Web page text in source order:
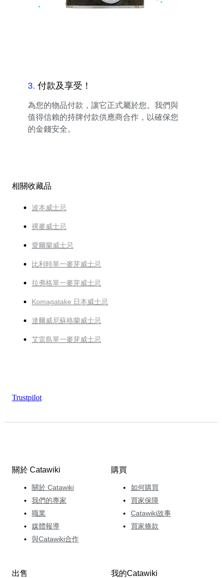
3. 付款及享受！
為您的物品付款，讓它正式屬於您。我們與
值得信賴的持牌付款供應商合作，以確保您
的金錢安全。
相關收藏品
波本威士忌
裸麥威士忌
愛爾蘭威士忌
比利時單一麥芽威士忌
拉弗格單一麥芽威士忌
Komagatake 日本威士忌
達爾威尼蘇格蘭威士忌
艾雷島單一麥芽威士忌
Trustpilot
關於 Catawiki
關於 Catawiki
我們的專家
職業
媒體報導
與Catawiki合作
購買
如何購買
買家保障
Catawiki故事
買家條款
出售 我的Catawiki